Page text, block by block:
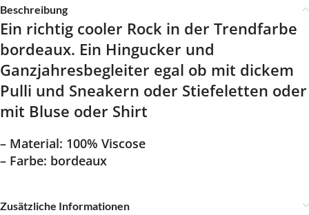
Beschreibung
Ein richtig cooler Rock in der Trendfarbe
bordeaux. Ein Hingucker und
Ganzjahresbegleiter egal ob mit dickem
Pulli und Sneakern oder Stiefeletten oder
mit Bluse oder Shirt
– Material: 100% Viscose
– Farbe: bordeaux
Zusätzliche Informationen